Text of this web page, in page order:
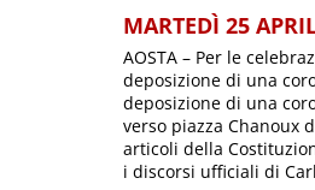
MARTEDÌ 25
AOSTA – Per le
deposizione di una
deposizione di una
verso piazza Chanoux
articoli della
i discorsi ufficiali di